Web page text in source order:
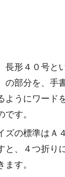
長形４０号と
の部分を、手
ようにワード
す。
ズの標準はＡ
と、４つ折り
す。